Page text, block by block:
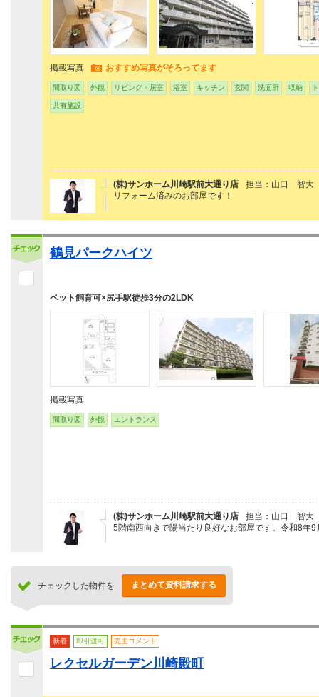
掲載写真 おすすめ写真がそろってます
間取り図 外観 リビング・居室 浴室 キッチン 玄関 洗面所 収納
共有施設
(株)サンホーム川崎駅前大通り店
担当：山口 智大
リフォーム済みのお部屋です！
鶴見パークハイツ
ペット飼育可×尻手駅徒歩3分の2LDK
掲載写真
間取り図 外観 エントランス
(株)サンホーム川崎駅前大通り店
担当：山口 智大
5階南西向きで陽当たり良好なお部屋です。令和8年
チェックした物件を まとめて資料請求する
新着 即引渡可 売主コメント
レクセルガーデン川崎殿町